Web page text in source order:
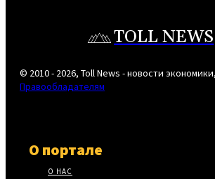
TOLL NEWS
© 2010 - 2026, Toll News - новости
Правообладателям
О портале
О НАС